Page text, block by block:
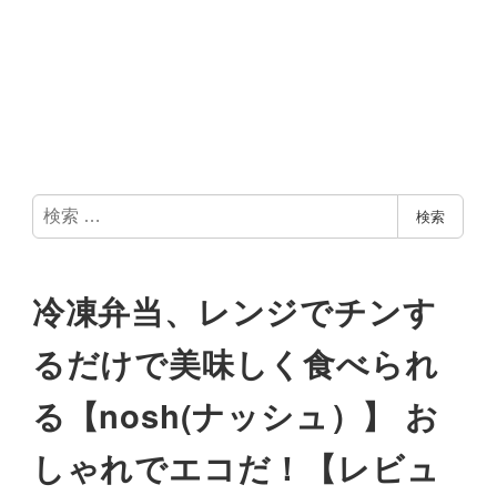
検
索
検索
冷凍弁当、レンジでチンす
るだけで美味しく食べられ
る【nosh(ナッシュ）】 お
しゃれでエコだ！【レビュ